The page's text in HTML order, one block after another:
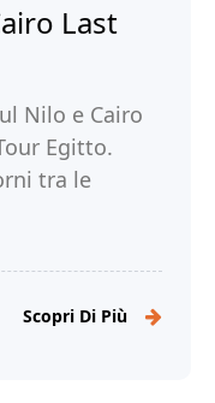
Last
Nilo e Cairo
Egitto.
tra le
Scopri Di Più